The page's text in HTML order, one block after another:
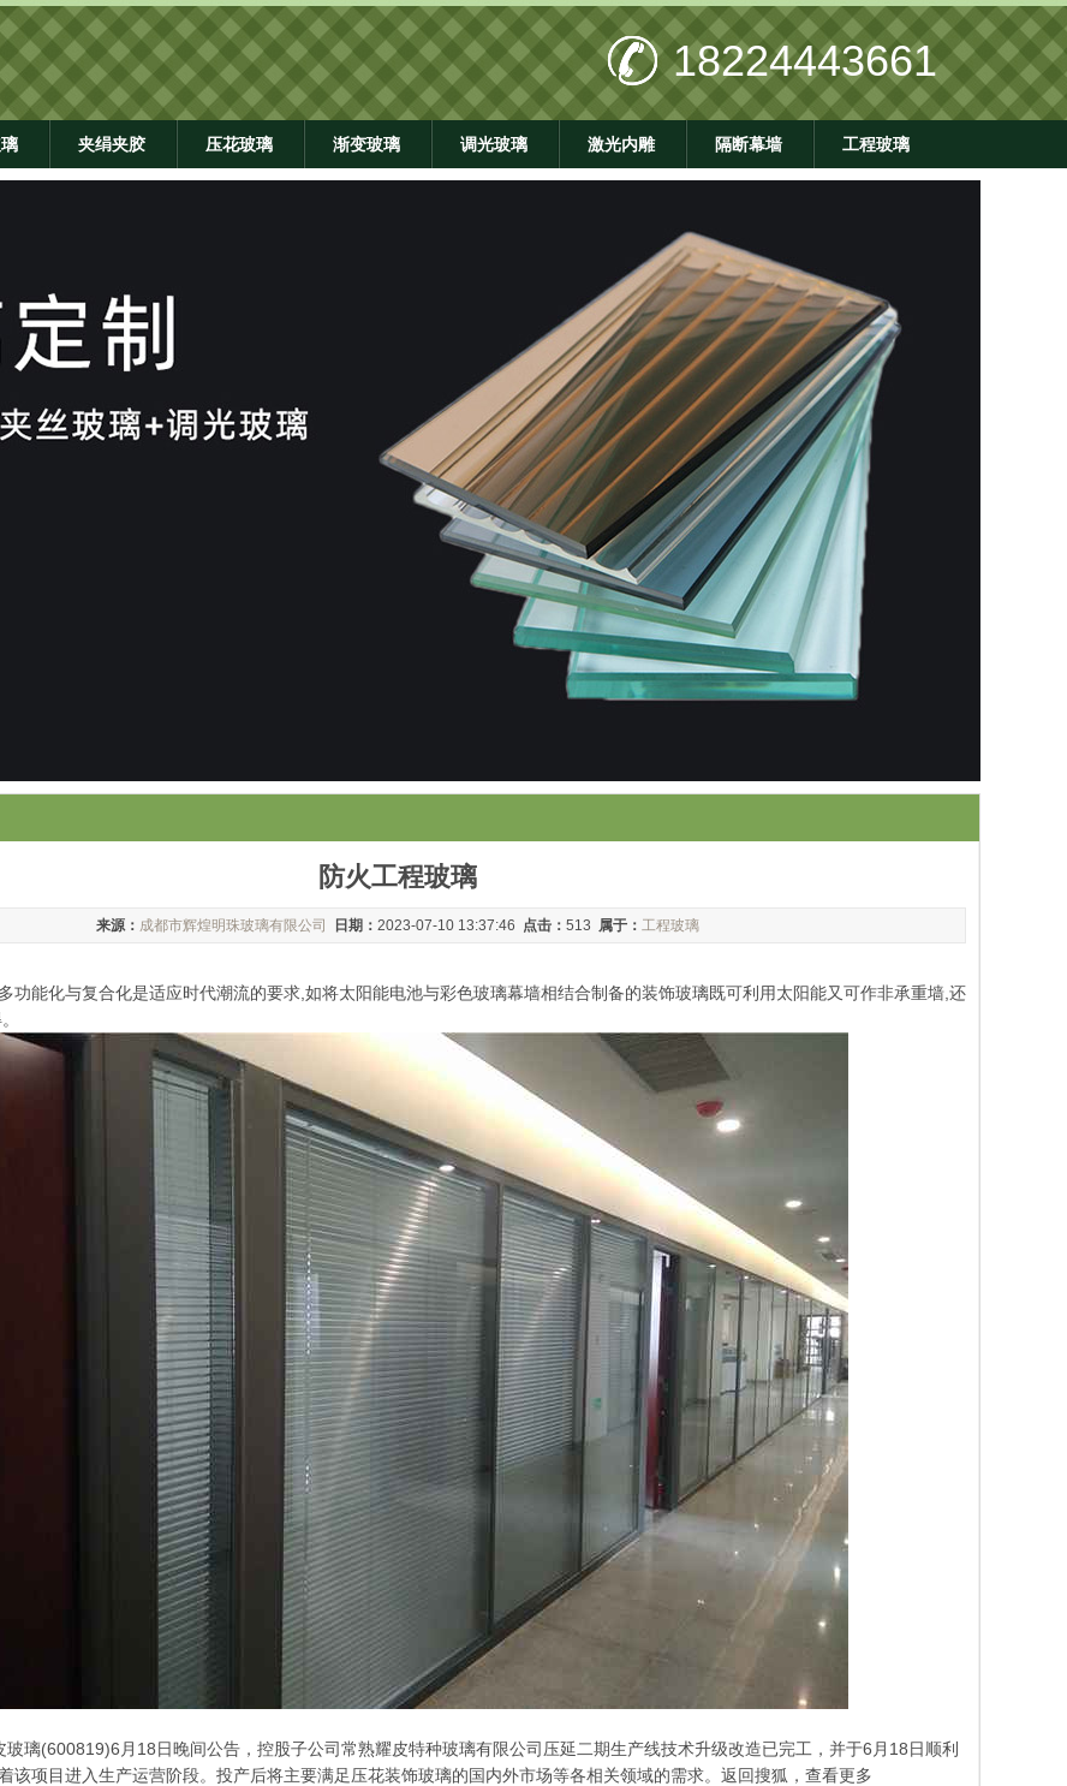
18224443661
夹绢夹胶 压花玻璃 渐变玻璃 调光玻璃 激光内雕 隔断幕墙 工程玻璃
防火工程玻璃
来源： 成都市辉煌明珠玻璃有限公司 日期： 2023-07-10 13:37:46 点击： 513 属于： 工程玻璃
功能化与复合化是适应时代潮流的要求,如将太阳能电池与彩色玻璃幕墙相结合制备的装饰玻璃既可利用太阳能又可作非承重墙,还
璃(600819)6月18日晚间公告，控股子公司常熟耀皮特种玻璃有限公司压延二期生产线技术升级改造已完工，并于6月18日顺利
该项目进入生产运营阶段。投产后将主要满足压花装饰玻璃的国内外市场等各相关领域的需求。返回搜狐，查看更多